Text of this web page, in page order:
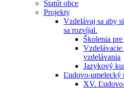
Štatút obce
Projekty
Vzdelávaj sa aby
sa rozvíjal.
Školenia
vzdelávania
Jazykový
Ľudovo-umelecký
XV.